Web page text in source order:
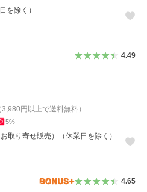
を除く）
4.49
3,980 円以上で送料無料）
5%
取り寄せ販売）（休業日を除く）
4.65